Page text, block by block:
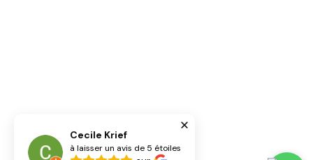
Cecile Krief
à laisser un avis de 5 étoiles